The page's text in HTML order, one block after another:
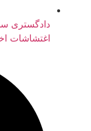
دادگستری سمنان با
اغتشاشات اخیر است